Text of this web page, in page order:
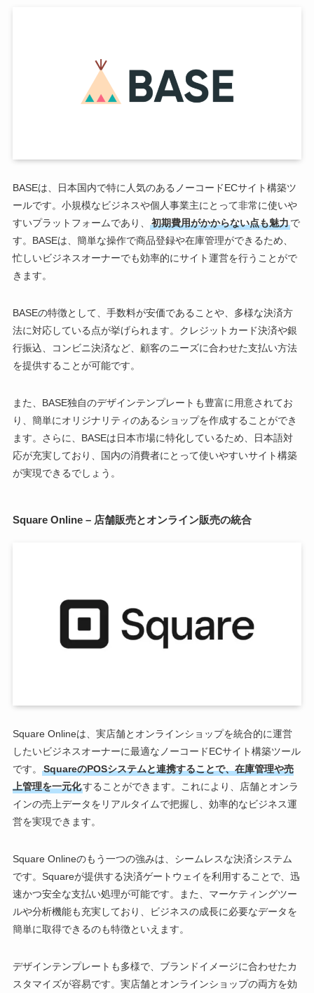
BASEは、日本国内で特に人気のあるノーコードECサイト構築ツ
ールです。小規模なビジネスや個人事業主にとって非常に使いや
すいプラットフォームであり、
初期費用がかからない点も魅力で
す。BASEは、簡単な操作で商品登録や在庫管理ができるため、
忙しいビジネスオーナーでも効率的にサイト運営を行うことがで
きます。
BASEの特徴として、手数料が安価であることや、多様な決済方
法に対応している点が挙げられます。クレジットカード決済や銀
行振込、コンビニ決済など、顧客のニーズに合わせた支払い方法
を提供することが可能です。
また、BASE独自のデザインテンプレートも豊富に用意されてお
り、簡単にオリジナリティのあるショップを作成することができ
ます。さらに、BASEは日本市場に特化しているため、日本語対
応が充実しており、国内の消費者にとって使いやすいサイト構築
が実現できるでしょう。
Square Online – 店舗販売とオンライン販売の統合
Square Onlineは、実店舗とオンラインショップを統合的に運営
したいビジネスオーナーに最適なノーコードECサイト構築ツール
です。
SquareのPOSシステムと連携することで、在庫管理や売
上管理を一元化することができます。これにより、店舗とオンラ
インの売上データをリアルタイムで把握し、効率的なビジネス運
営を実現できます。
Square Onlineのもう一つの強みは、シームレスな決済システム
です。Squareが提供する決済ゲートウェイを利用することで、迅
速かつ安全な支払い処理が可能です。また、マーケティングツー
ルや分析機能も充実しており、ビジネスの成長に必要なデータを
簡単に取得できるのも特徴といえます。
デザインテンプレートも多様で、ブランドイメージに合わせたカ
スタマイズが容易です。実店舗とオンラインショップの両方を効